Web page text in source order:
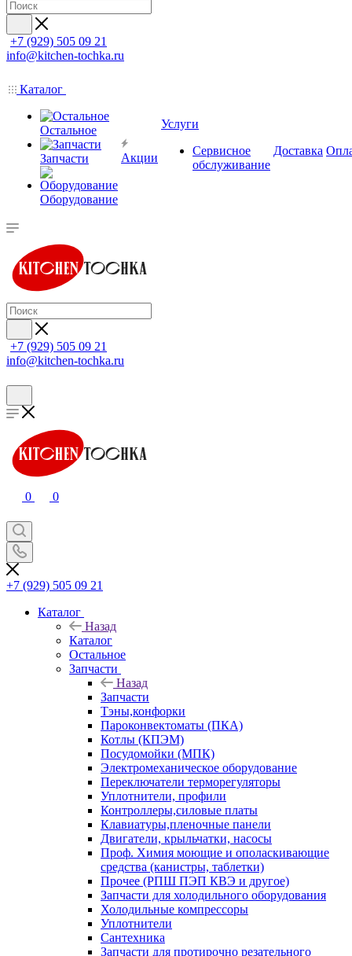
+7 (929) 505 09 21
info@kitchen-tochka.ru
Каталог
Остальное
Запчасти
Оборудование
Акции
Услуги
Сервисное
обслуживание
Доставка
+7 (929) 505 09 21
info@kitchen-tochka.ru
0 0
+7 (929) 505 09 21
Каталог
Назад
Каталог
Остальное
Запчасти
Назад
Запчасти
Тэны,конфорки
Пароконвектоматы (ПКА)
Котлы (КПЭМ)
Посудомойки (МПК)
Электромеханическое оборудование
Переключатели терморегуляторы
Уплотнители, профили
Контроллеры,силовые платы
Клавиатуры,пленочные панели
Двигатели, крыльчатки, насосы
Проф. Химия моющие и ополаскивающие
средства (канистры, таблетки)
Прочее (РПШ ПЭП КВЭ и другое)
Запчасти для холодильного оборудования
Холодильные компрессоры
Уплотнители
Сантехника
Запчасти для протирочно резательного